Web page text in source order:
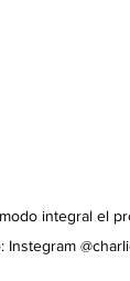
integral el
Instegram